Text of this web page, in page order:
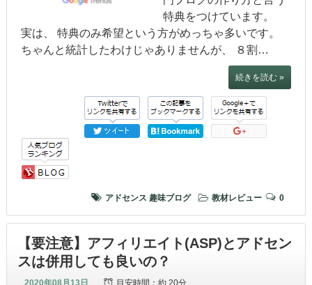
特典をつけています。
実は、 特典のみ希望という方がめっちゃ多いです。
ちゃんと統計したわけじゃありませんが、 ８割…
続きを読む »
アドセンス 趣味ブログ 教材レビュー 0
【要注意】アフィリエイト(ASP)とアドセン
スは併用しても良いの？
2020年08月13日 目安時間：約 20分